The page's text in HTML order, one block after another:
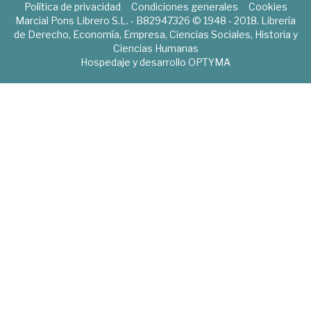
Política de privacidad Condiciones generales
Cookies
Marcial Pons Librero S.L. - B82947326 © 1948 - 2018. Librería
de Derecho, Economía, Empresa, Ciencias Sociales, Historia y
Ciencias Humanas
Hospedaje y desarrollo OPTYMA